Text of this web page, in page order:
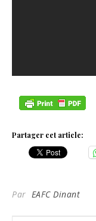
Partager cet article:
Par EAFC Dinant